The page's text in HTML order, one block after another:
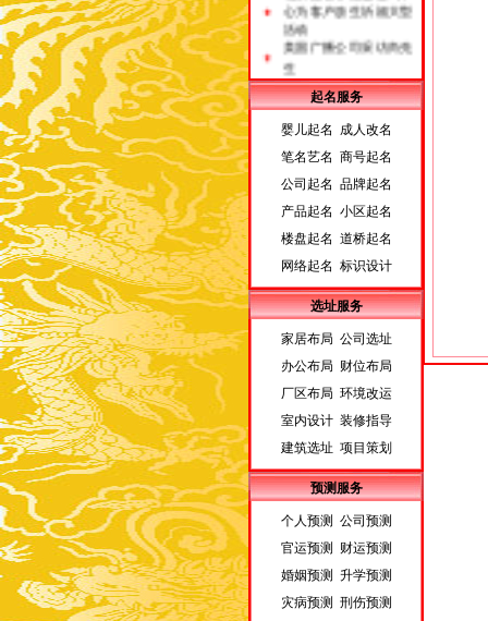
活动
美国广播公司采访尚先
生
起名服务
婴儿起名 成人改名
笔名艺名 商号起名
公司起名 品牌起名
产品起名 小区起名
楼盘起名 道桥起名
网络起名 标识设计
选址服务
家居布局 公司选址
办公布局 财位布局
厂区布局 环境改运
室内设计 装修指导
建筑选址 项目策划
预测服务
个人预测 公司预测
官运预测 财运预测
婚姻预测 升学预测
灾病预测 刑伤预测